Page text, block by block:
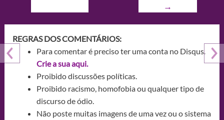
→
REGRAS DOS COMENTÁRIOS:
Para comentar é preciso ter uma conta no Disqus.
Crie a sua aqui.
Proibido discussões políticas.
Proibido racismo, homofobia ou qualquer tipo de
discurso de ódio.
Não poste muitas imagens de uma vez ou o sistema